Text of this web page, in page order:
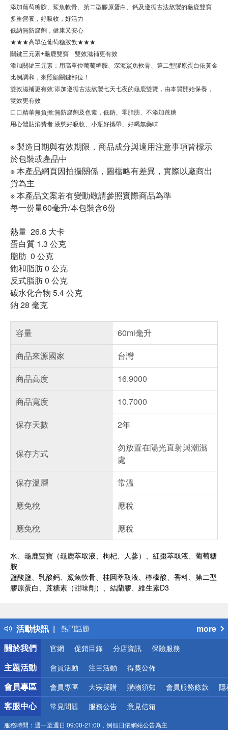
添加葡萄糖胺、鯊魚軟骨、第二型膠原蛋白、鈣及遵循古法熬製的龜鹿雙寶
多重營養，好吸收，好活力
低納無防腐劑，健康又安心
★★★高單位葡萄糖胺飲★★★
關鍵三元素+龜鹿雙寶 雙效滋補更有效
添加關鍵三元素：用高單位葡萄糖胺、深海鯊魚軟骨、第二型膠原蛋白依黃金
比例調和，來照顧關鍵部位！
雙效滋補更有效:添加遵循古法熬製七天七夜的龜鹿雙寶，由本質開始保養，
雙效更有效
口口精華無負擔:無防腐劑及色素，低鈉、零脂肪、不添加蔗糖
用心體貼消費者:液態好吸收、小瓶好攜帶、好喝無藥味
※ 製造日期與有效期限，商品成分與適用注意事項皆標示
於包裝或產品中
※ 本產品網頁因拍攝關係，圖檔略有差異，實際以廠商出
貨為主
※ 本產品文案若有變動敬請參照實際商品為準
每一份量60毫升/本包裝含6份
熱量 26.8 大卡
蛋白質 1.3 公克
脂肪 0 公克
飽和脂肪 0 公克
反式脂肪 0 公克
碳水化合物 5.4 公克
鈉 28 毫克
容量
60ml毫升
商品來源國家
台灣
商品高度
16.9000
商品寬度
10.7000
保存天數
2年
保存方式
勿放置在陽光直射與潮濕
處
保存溫層
常溫
應免稅
應稅
應免稅
應稅
水、龜鹿雙寶（龜鹿萃取液、枸杞、人蔘）、紅棗萃取液、葡萄糖
胺
鹽酸鹽、乳酸鈣、鯊魚軟骨、桂圓萃取液、檸檬酸、香料、第二型
膠原蛋白、蔗糖素（甜味劑）、結蘭膠、維生素D3
活動快訊
得獎公告
熱門話題
銀行優惠
偏遠地區配送
詐騙網頁！請小心！
more
關於我們
官網 促銷目錄 分店資訊 保險服務
主題活動 會員活動 注目活動 得獎公佈
會員專區 會員專區 大宗採購 購物須知 會員服務條款 隱
客服中心 常見問題 服務公告 意見信箱
服務時間： 週一至週日 09:00-21:00，例假日依網站公告為主